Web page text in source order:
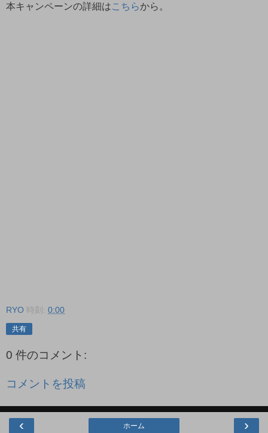
本キャンペーンの詳細はこちらから。
RYO 時刻: 0:00
共有
0 件のコメント:
コメントを投稿
‹ ›
ホーム